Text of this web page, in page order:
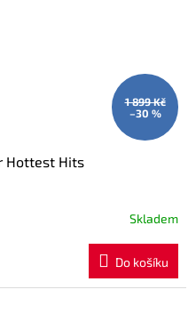
1 899 Kč
–30 %
Hottest Hits
Skladem
Do košíku